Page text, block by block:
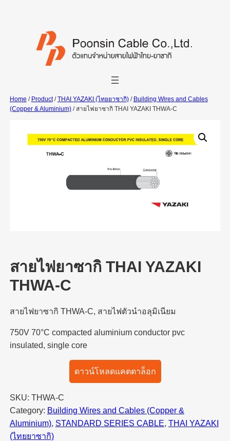
Home / Product/THAI YAZAKI (ไทยยาซากิ)/ Building Wires and Cables
(Copper & Aluminium)/ สายไฟยาซากิ THAI YAZAKI THWA-C
สายไฟยาซากิ THAI YAZAKI
THWA-C
สายไฟยาซากิ THWA-C, สายไฟตัวนำอลุมิเนียม
750V 70°C compacted aluminium conductor pvc
insulated, single core
ดาวน์โหลดแคตตาล็อก
SKU: THWA-C
Category: Building Wires and Cables (Copper &
Aluminium), STANDARD SERIES CABLE, THAI YAZAKI
(ไทยยาซากิ)